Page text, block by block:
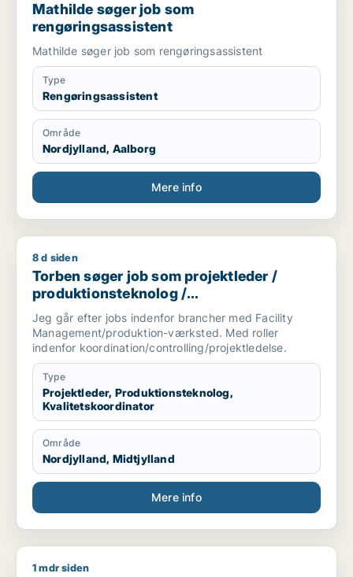
Mathilde søger job som
rengøringsassistent
Mathilde søger job som rengøringsassistent
Type
Rengøringsassistent
Område
Nordjylland, Aalborg
Mere info
Torben søger job som projektleder / produktionsteknolog /
8 d siden
Torben søger job som projektleder /
produktionsteknolog /
kvalitetskoordinator
Jeg går efter jobs indenfor brancher med Facility
Management/produktion-værksted. Med roller
indenfor koordination/controlling/projektledelse.
Type
Projektleder, Produktionsteknolog,
Kvalitetskoordinator
Område
Nordjylland, Midtjylland
Mere info
Jasmine søger job som uddannelsesvejleder / administrativ
1 mdr siden